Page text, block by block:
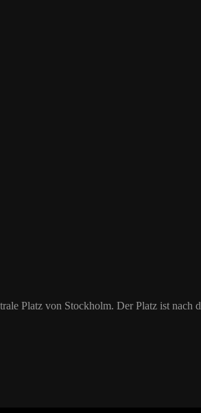
Platz von Stockholm. Der Platz ist nach